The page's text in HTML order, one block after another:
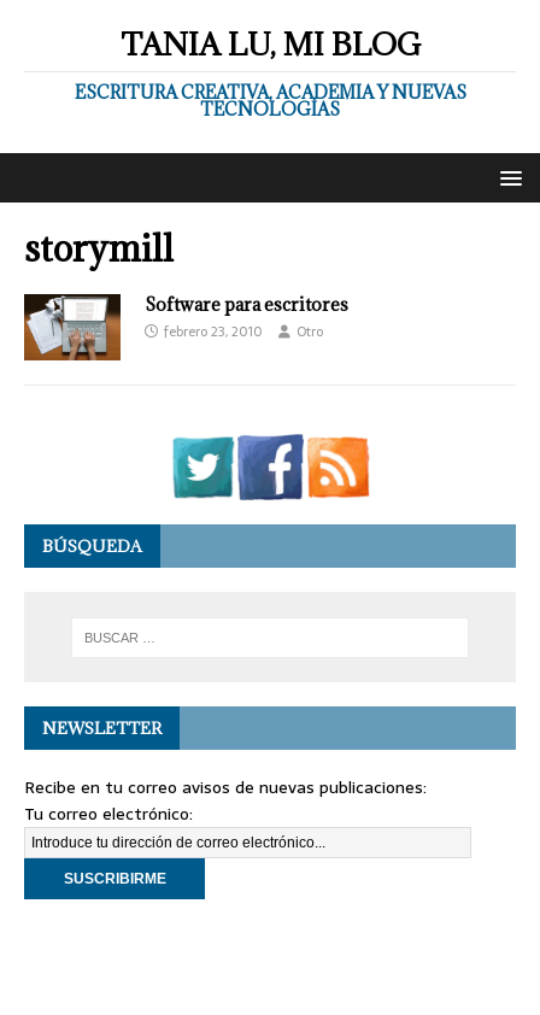
TANIA LU, MI BLOG
ESCRITURA CREATIVA, ACADEMIA Y NUEVAS
TECNOLOGÍAS
storymill
Software para escritores
febrero 23, 2010 Otro
BÚSQUEDA
NEWSLETTER
Recibe en tu correo avisos de nuevas publicaciones:
Tu correo electrónico: